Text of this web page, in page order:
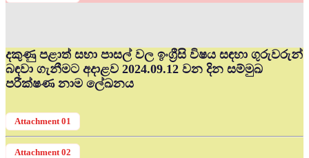
දකුණු පළාත් සභා පාසල් වල ඉංග්‍රීසි විෂය සඳහා ගුරුවරුන්
බඳවා ගැනීමට අදාළව 2024.09.12 වන දින සම්මුඛ
පරීක්ෂණ නාම ලේඛනය
Attachment 01
Attachment 02